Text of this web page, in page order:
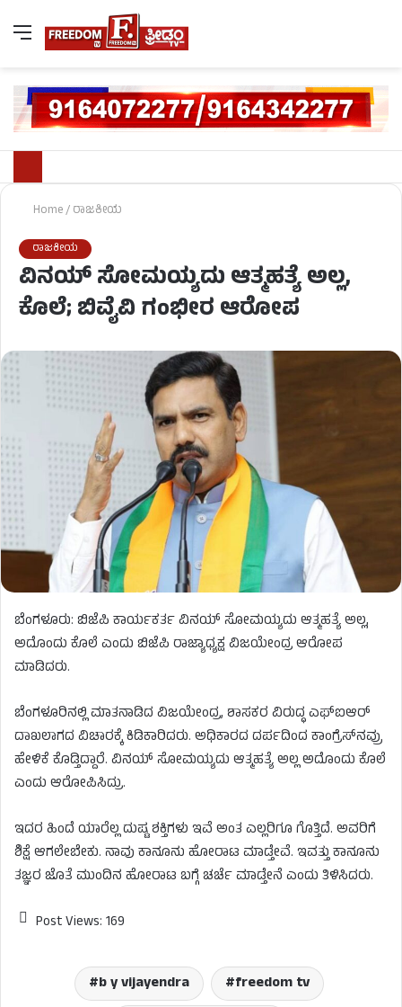
Home/ರಾಜಕೀಯ
ರಾಜಕೀಯ
ವಿನಯ್​ ಸೋಮಯ್ಯದು ಆತ್ಮಹತ್ಯೆ ಅಲ್ಲ,
ಕೊಲೆ; ಬಿವೈವಿ ಗಂಭೀರ ಆರೋಪ
ಬೆಂಗಳೂರು: ಬಿಜೆಪಿ ಕಾರ್ಯಕರ್ತ ವಿನಯ್ ಸೋಮಯ್ಯದು ಆತ್ಮಹತ್ಯೆ ಅಲ್ಲ,
ಅದೊಂದು ಕೊಲೆ ಎಂದು ಬಿಜೆಪಿ ರಾಜ್ಯಾಧ್ಯಕ್ಷ ವಿಜಯೇಂದ್ರ ಆರೋಪ
ಮಾಡಿದರು.
ಬೆಂಗಳೂರಿನಲ್ಲಿ ಮಾತನಾಡಿದ ವಿಜಯೇಂದ್ರ, ಶಾಸಕರ ವಿರುದ್ಧ ಎಫ್​​ಐಆರ್​
ದಾಖಲಾಗದ ವಿಚಾರಕ್ಕೆ ಕಿಡಿಕಾರಿದರು. ಅಧಿಕಾರದ ದರ್ಪದಿಂದ ಕಾಂಗ್ರೆಸ್​​ನವ್ರು
ಹೇಳಿಕೆ ಕೊಡ್ತಿದ್ದಾರೆ. ವಿನಯ್​ ಸೋಮಯ್ಯದು ಆತ್ಮಹತ್ಯೆ ಅಲ್ಲ ಅದೊಂದು ಕೊಲೆ
ಎಂದು ಆರೋಪಿಸಿದ್ರು.
ಇದರ ಹಿಂದೆ ಯಾರೆಲ್ಲ ದುಷ್ಟ ಶಕ್ತಿಗಳು ಇವೆ ಅಂತ ಎಲ್ಲರಿಗೂ ಗೊತ್ತಿದೆ. ಅವರಿಗೆ
ಶಿಕ್ಷೆ ಆಗಲೇಬೇಕು. ನಾವು ಕಾನೂನು ಹೋರಾಟ ಮಾಡ್ತೇವೆ. ಇವತ್ತು ಕಾನೂನು
ತಜ್ಞರ ಜೊತೆ ಮುಂದಿನ ಹೋರಾಟ ಬಗ್ಗೆ ಚರ್ಚೆ ಮಾಡ್ತೇನೆ ಎಂದು ತಿಳಿಸಿದರು.
Post Views: 169
b y vijayendra
freedom tv